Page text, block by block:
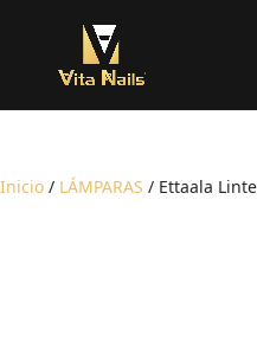
Inicio / LÁMPARAS / Ettaala